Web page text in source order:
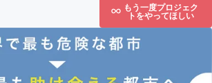
もう一度プロジェク
トをやってほしい